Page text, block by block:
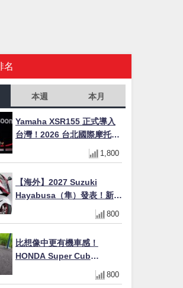
名
本週 本月
Yamaha XSR155 正式導入
台灣！2026 台北國際摩托車
展亮相，70 週年紀念版
YZF-R 系列限量追加販售
1,800
【海外】2027 Suzuki
Hayabusa（隼）發表！新增
Special Edition 特仕版，全
新珍珠白塗裝與專屬配備登
800
比想像中更有機車感！
HONDA Super Cub
110【Webike愛車精選】
800